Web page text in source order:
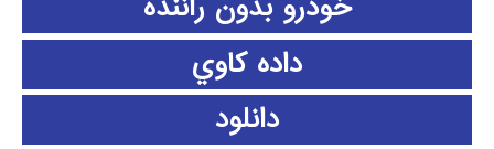
داده كاوي
دانلود